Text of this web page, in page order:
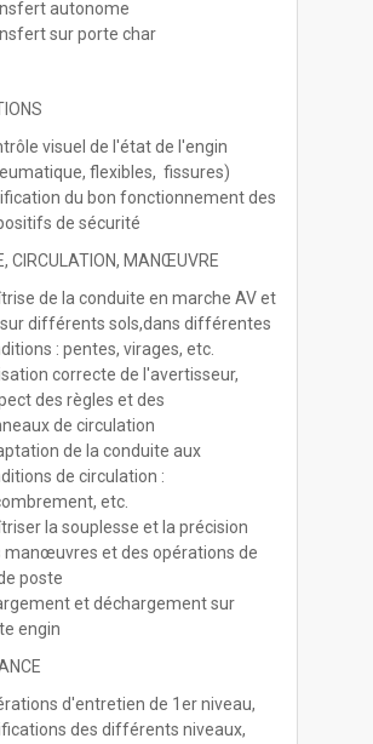
autonome
sur porte char
visuel de l'état de l'engin
flexibles, fissures)
du bon fonctionnement des
de sécurité
CIRCULATION, MANŒUVRE
de la conduite en marche AV et
différents sols,dans différentes
: pentes, virages, etc.
correcte de l'avertisseur,
des règles et des
de circulation
de la conduite aux
de circulation :
etc.
la souplesse et la précision
manœuvres et des opérations de
poste
et déchargement sur
engin
d'entretien de 1er niveau,
des différents niveaux,